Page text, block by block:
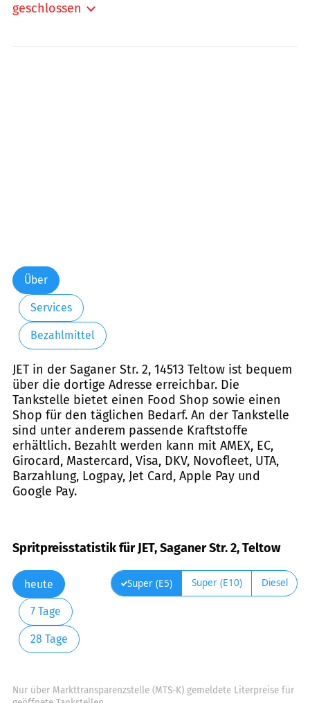
geschlossen
Über
Services
Bezahlmittel
JET in der Saganer Str. 2, 14513 Teltow ist bequem
über die dortige Adresse erreichbar. Die
Tankstelle bietet einen Food Shop sowie einen
Shop für den täglichen Bedarf. An der Tankstelle
sind unter anderem passende Kraftstoffe
erhältlich. Bezahlt werden kann mit AMEX, EC,
Girocard, Mastercard, Visa, DKV, Novofleet, UTA,
Barzahlung, Logpay, Jet Card, Apple Pay und
Google Pay.
Spritpreisstatistik für JET, Saganer Str. 2, Teltow
heute
7 Tage
28 Tage
Super (E5) Super (E10) Diesel
Nur über Markttransparenzstelle (MTS-K) gemeldete Literpreise für